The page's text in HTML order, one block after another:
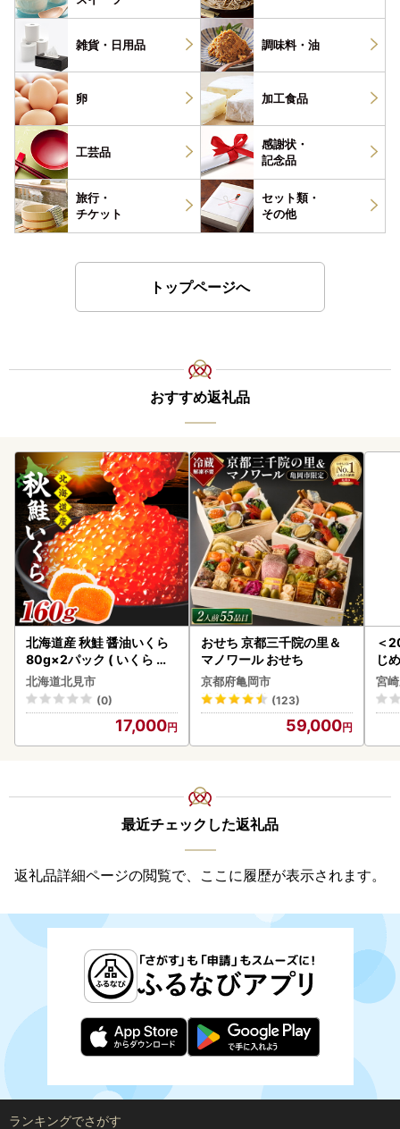
雑貨・ 日用品 調味料・ 油
卵 加工食品
工芸品
感謝状・
記念品
旅行・
チケット
セット類・
その他
トップページへ
おすすめ返礼品
北海道産 秋鮭 醤油いくら
80g×2パック ( いくら イ
クラ 魚卵 鮭 サケ さけ 鮭い
くら 醤油漬け パック 北海
道産 ふるさと納税 秋鮭 )【
北海道北見市
(0)
17,000
おせち 京都三千院の里＆
マノワール おせち
京都府亀岡市
(123)
59,000
＜
じ
ロ
宮
最近チェックした返礼品
返礼品詳細ページの閲覧で、ここに履歴が表示されます。
ランキングでさがす